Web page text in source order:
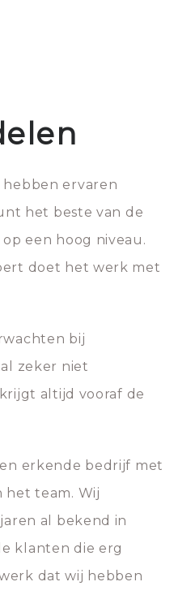
ervaren
het beste van de
een hoog niveau.
doet het werk met
bij
zeker niet
altijd vooraf de
erkende bedrijf met
het team. Wij
al bekend in
klanten die erg
dat wij hebben